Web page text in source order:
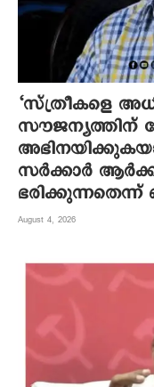
‘സ്ത്രീകളെ
സൗജന്യത്തിന്
സർക്കാർ
August 4, 2026